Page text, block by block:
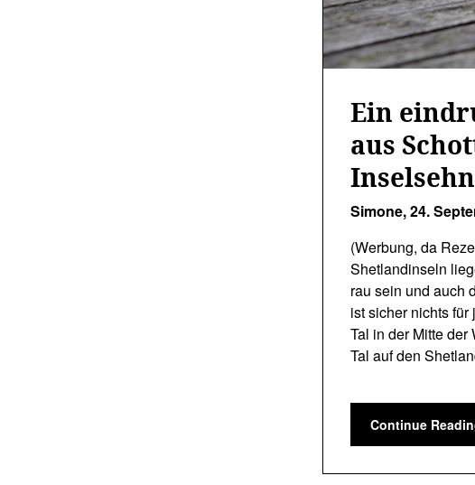
Ein
aus
Simone,24.
(Werbung, da
Shetlandinseln
rau sein und auch
ist sicher nichts für
Tal in der Mitte der
Tal auf den
Continue